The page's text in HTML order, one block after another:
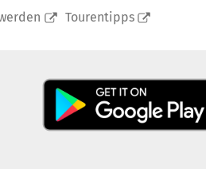
Tourentipps